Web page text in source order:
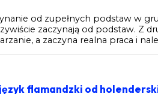
od zupełnych podstaw w
zaczynają od podstaw. Z
a zaczyna realna praca i
język flamandzki od